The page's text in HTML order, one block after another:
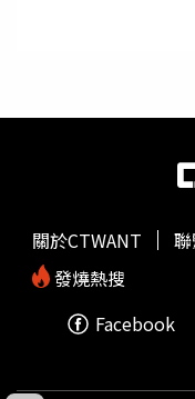
關於CTWANT
發燒熱搜
Facebook